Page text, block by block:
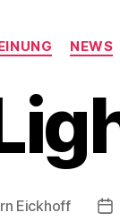
NEWS
Eickhoff